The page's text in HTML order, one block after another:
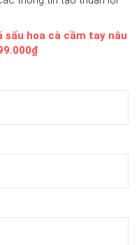
sấu hoa cà cầm tay nâu